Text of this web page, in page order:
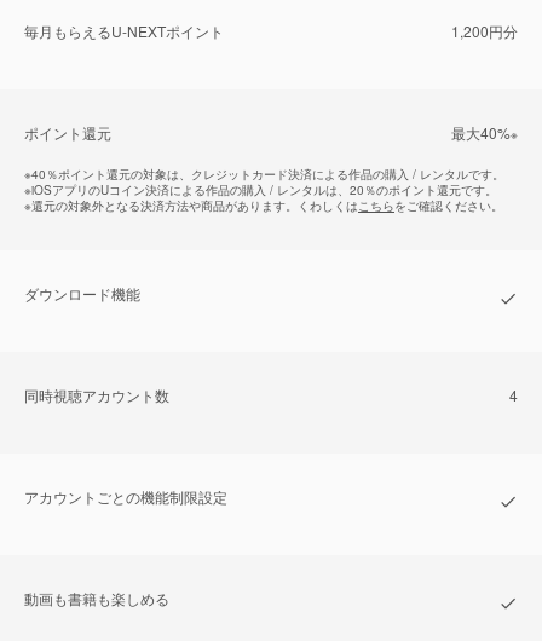
毎⽉もらえるU-NEXTポイント 1,200円分
ポイント還元 最⼤40%※
※40％ポイント還元の対象は、クレジットカード決済による作品の購入 / レンタルです。
※iOSアプリのUコイン決済による作品の購入 / レンタルは、20％のポイント還元です。
※還元の対象外となる決済方法や商品があります。くわしくはこちらをご確認ください。
ダウンロード機能
同時視聴アカウント数 4
アカウントごとの機能制限設定
動画も書籍も楽しめる